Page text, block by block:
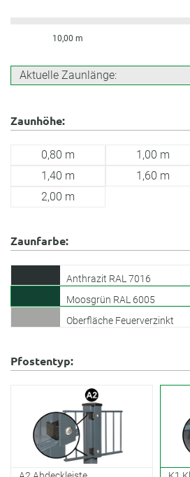
Aktuelle Zaunlänge:
10,00 m
Zaunhöhe:
0,80 m 1,00 m
1,40 m
1,60 m
2,00 m
Zaunfarbe:
Anthrazit RAL 7016
Moosgrün RAL 6005
Oberfläche Feuerverzinkt
Pfostentyp: